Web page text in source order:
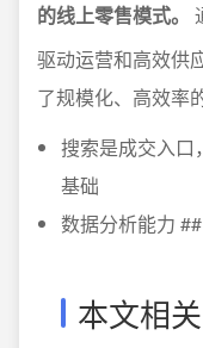
的线上零售模式。
驱动运营和高效供
了规模化、高效率
搜索是成交入口
基础
数据分析能力
本文相